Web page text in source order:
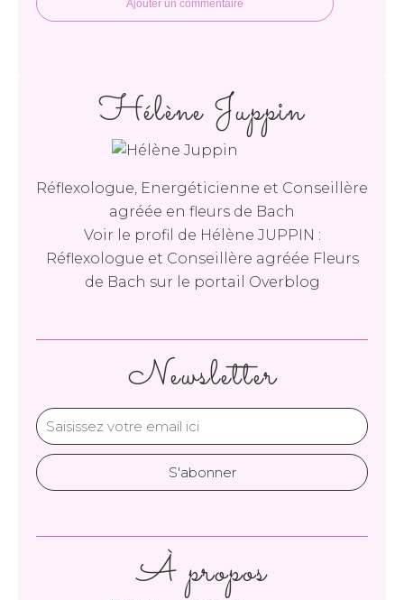
Ajouter un commentaire
Newsletter
Hélène Juppin
Réflexologue, Energéticienne et Conseillère
agréée en fleurs de Bach
Voir le profil de Hélène JUPPIN :
Réflexologue et Conseillère agréée Fleurs
de Bach sur le portail Overblog
À propos